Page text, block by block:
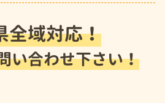
全域対応！
い合わせ下さい！